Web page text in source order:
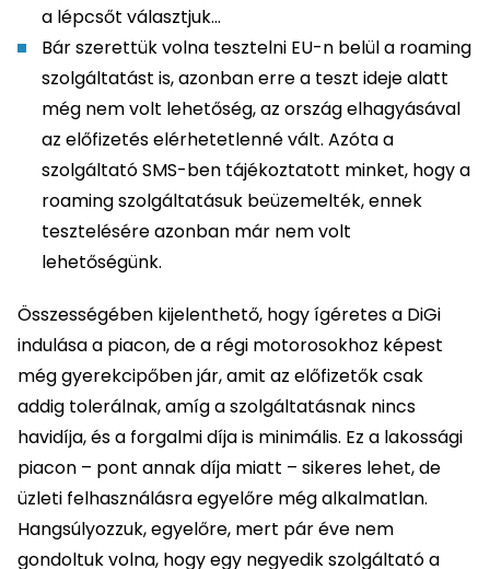
a lépcsőt választjuk…
Bár szerettük volna tesztelni EU-n belül a roaming
szolgáltatást is, azonban erre a teszt ideje alatt
még nem volt lehetőség, az ország elhagyásával
az előfizetés elérhetetlenné vált. Azóta a
szolgáltató SMS-ben tájékoztatott minket, hogy a
roaming szolgáltatásuk beüzemelték, ennek
tesztelésére azonban már nem volt
lehetőségünk.
Összességében kijelenthető, hogy ígéretes a DiGi
indulása a piacon, de a régi motorosokhoz képest
még gyerekcipőben jár, amit az előfizetők csak
addig tolerálnak, amíg a szolgáltatásnak nincs
havidíja, és a forgalmi díja is minimális. Ez a lakossági
piacon – pont annak díja miatt – sikeres lehet, de
üzleti felhasználásra egyelőre még alkalmatlan.
Hangsúlyozzuk, egyelőre, mert pár éve nem
gondoltuk volna, hogy egy negyedik szolgáltató a